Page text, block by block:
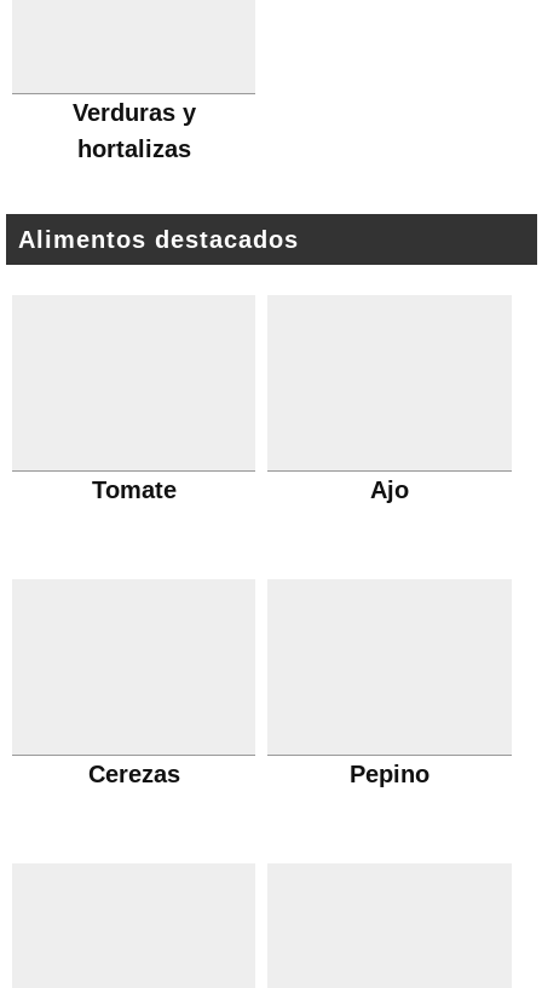
Verduras y
hortalizas
Alimentos destacados
Tomate Ajo
Cerezas Pepino